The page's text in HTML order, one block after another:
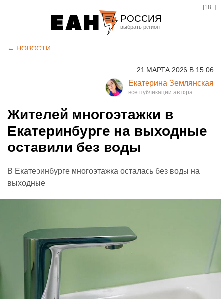
РОССИЯ
Оренбург
[18+]
← НОВОСТИ
21 МАРТА 2026 В 15:06
Екатерина Землянская
Жителей многоэтажки в
Екатеринбурге на выходные
оставили без воды
В Екатеринбурге многоэтажка осталась без воды на
выходные